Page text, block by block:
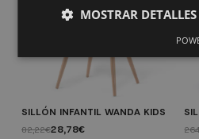
SILLÓN INFANTIL WANDA KIDS
82,22€28,78€
MOSTRAR DETALLES